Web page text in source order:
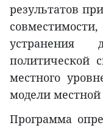
результатов
устранения
политической
местного
модели
Программа